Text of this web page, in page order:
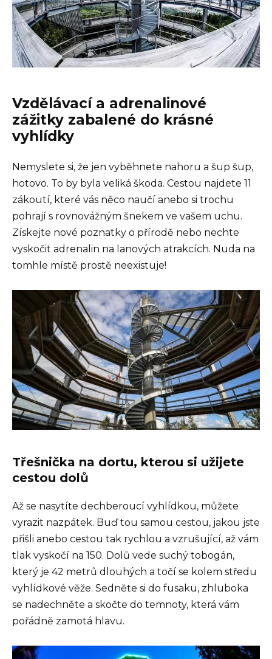
Vzdělávací a adrenalinové
zážitky zabalené do krásné
vyhlídky
Nemyslete si, že jen vyběhnete nahoru a šup šup,
hotovo. To by byla veliká škoda. Cestou najdete 11
zákoutí, které vás něco naučí anebo si trochu
pohrají s rovnovážným šnekem ve vašem uchu.
Získejte nové poznatky o přírodě nebo nechte
vyskočit adrenalin na lanových atrakcích. Nuda na
tomhle místě prostě neexistuje!
Třešnička na dortu, kterou si užijete
cestou dolů
Až se nasytíte dechberoucí vyhlídkou, můžete
vyrazit nazpátek. Buď tou samou cestou, jakou jste
přišli anebo cestou tak rychlou a vzrušující, až vám
tlak vyskočí na 150. Dolů vede suchý tobogán,
který je 42 metrů dlouhých a točí se kolem středu
vyhlídkové věže. Sedněte si do fusaku, zhluboka
se nadechněte a skočte do temnoty, která vám
pořádně zamotá hlavu.